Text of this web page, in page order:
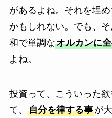
があるよね。それを埋
かもしれない。でも、
和で単調なオルカンに
よね。
投資って、こういった
て、 自分を律する事が